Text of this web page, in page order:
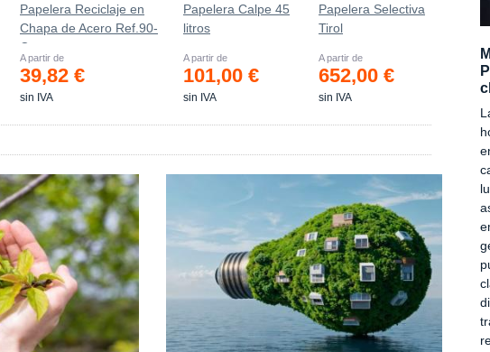
Papelera Reciclaje en
Chapa de Acero Ref.90-
C
A partir de
39,82 €
sin IVA
Papelera Calpe 45
litros
A partir de
101,00 €
sin IVA
Papelera Selectiva
Tirol
A partir de
652,00 €
sin IVA